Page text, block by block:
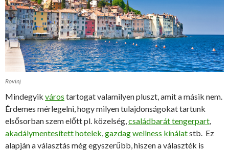
Rovinj
Mindegyik város tartogat valamilyen pluszt, amit a másik nem.
Érdemes mérlegelni, hogy milyen tulajdonságokat tartunk
elsősorban szem előtt pl. közelség,családbarát tengerpart,
akadálymentesített hotelek,gazdag wellness kínálatstb. Ez
alapján a választás még egyszerűbb, hiszen a választék is